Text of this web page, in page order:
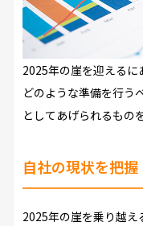
2025年の崖を迎えるに
どのような準備を行う
としてあげられるもの
自社の現状を把握
2025年の崖を乗り越